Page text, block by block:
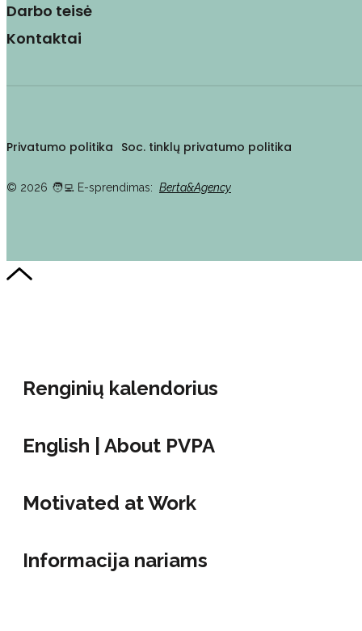
Darbo teisė
Kontaktai
Privatumo politika Soc. tinklų privatumo politika
© 2026 🧑‍💻️ E-sprendimas: Berta&Agency
Renginių kalendorius
English | About PVPA
Motivated at Work
Informacija nariams